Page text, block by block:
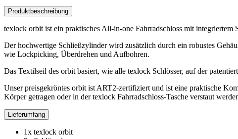
Produktbeschreibung
texlock orbit ist ein praktisches All-in-one Fahrradschloss mit
Der hochwertige Schließzylinder wird zusätzlich durch ein robustes
wie Lockpicking, Überdrehen und Aufbohren.
Das Textilseil des orbit basiert, wie alle texlock Schlösser, auf der
Unser preisgekröntes orbit ist ART2-zertifiziert und ist eine praktische
Körper getragen oder in der texlock Fahrradschloss-Tasche verstaut
Lieferumfang
1x texlock orbit